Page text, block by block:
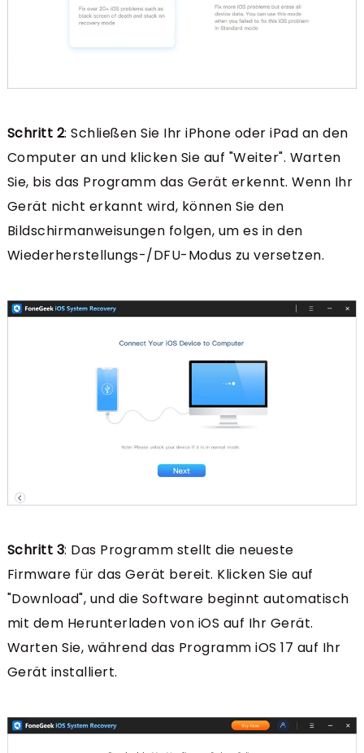
Schritt 2: Schließen Sie Ihr iPhone oder iPad an den
Computer an und klicken Sie auf "Weiter". Warten
Sie, bis das Programm das Gerät erkennt. Wenn Ihr
Gerät nicht erkannt wird, können Sie den
Bildschirmanweisungen folgen, um es in den
Wiederherstellungs-/DFU-Modus zu versetzen.
Schritt 3: Das Programm stellt die neueste
Firmware für das Gerät bereit. Klicken Sie auf
"Download", und die Software beginnt automatisch
mit dem Herunterladen von iOS auf Ihr Gerät.
Warten Sie, während das Programm iOS 17 auf Ihr
Gerät installiert.